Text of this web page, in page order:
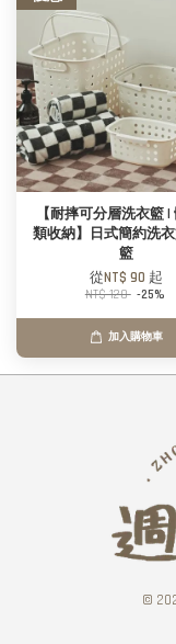
【耐摔可分層洗衣籃
類收納】日式簡約洗
籃
從NT$ 90 起
NT$ 120 -25%
加入購物車
©